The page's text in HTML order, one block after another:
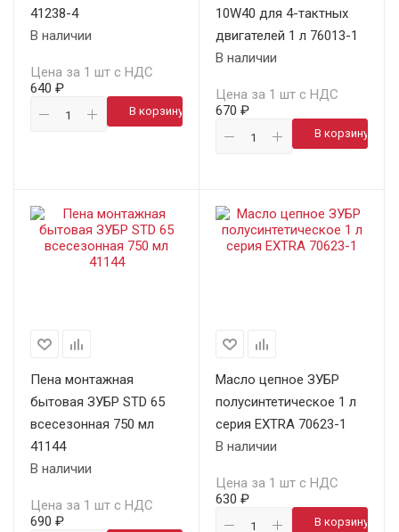
41238-4
В наличии
Цена за 1 шт с НДС
640 ₽
В корзину
10W40 для 4-тактных
двигателей 1 л 76013-1
В наличии
Цена за 1 шт с НДС
670 ₽
В корзину
Пена монтажная
бытовая ЗУБР STD 65
всесезонная 750 мл
41144
В наличии
Цена за 1 шт с НДС
690 ₽
Масло цепное ЗУБР
полусинтетическое 1 л
серия EXTRA 70623-1
В наличии
Цена за 1 шт с НДС
630 ₽
В корзину